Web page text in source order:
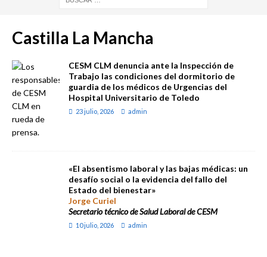
Castilla La Mancha
CESM CLM denuncia ante la Inspección de
Trabajo las condiciones del dormitorio de
guardia de los médicos de Urgencias del
Hospital Universitario de Toledo
23 julio, 2026 admin
«El absentismo laboral y las bajas médicas: un
desafío social o la evidencia del fallo del
Estado del bienestar»
Jorge Curiel
Secretario técnico de Salud Laboral de CESM
10 julio, 2026 admin